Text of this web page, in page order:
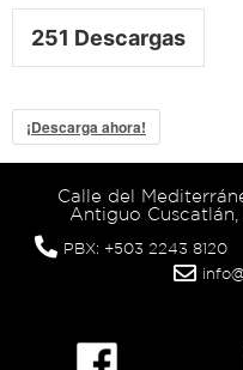
251 Descargas
¡Descarga ahora!
Calle del
Antiguo
PBX: +503 2243 8120